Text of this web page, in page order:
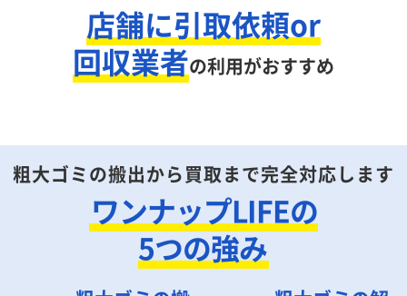
店舗に引取依頼or
回収業者の利用がおすすめ
粗大ゴミの搬出から買取まで完全対応します
ワンナップLIFEの
5つの強み